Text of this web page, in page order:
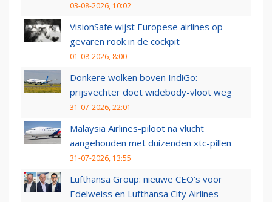
03-08-2026, 10:02
VisionSafe wijst Europese airlines op
gevaren rook in de cockpit
01-08-2026, 8:00
Donkere wolken boven IndiGo:
prijsvechter doet widebody-vloot weg
31-07-2026, 22:01
Malaysia Airlines-piloot na vlucht
aangehouden met duizenden xtc-pillen
31-07-2026, 13:55
Lufthansa Group: nieuwe CEO’s voor
Edelweiss en Lufthansa City Airlines